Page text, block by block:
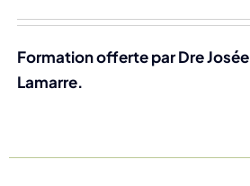
Formation offerte par Dre Josée
Lamarre.